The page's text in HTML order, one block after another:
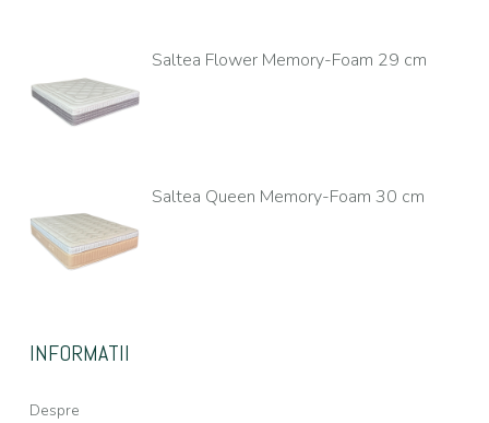
Saltea Flower Memory-Foam 29 cm
Saltea Queen Memory-Foam 30 cm
INFORMATII
Despre